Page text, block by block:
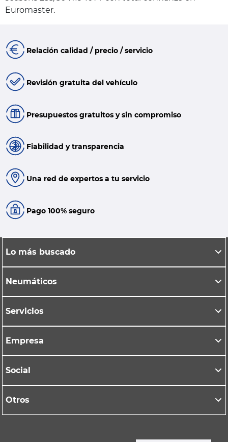
Euromaster.
Relación calidad / precio / servicio
Revisión gratuita del vehículo
Presupuestos gratuitos y sin compromiso
Fiabilidad y transparencia
Una red de expertos a tu servicio
Pago 100% seguro
Lo más buscado
Neumáticos
Servicios
Empresa
Social
Otros